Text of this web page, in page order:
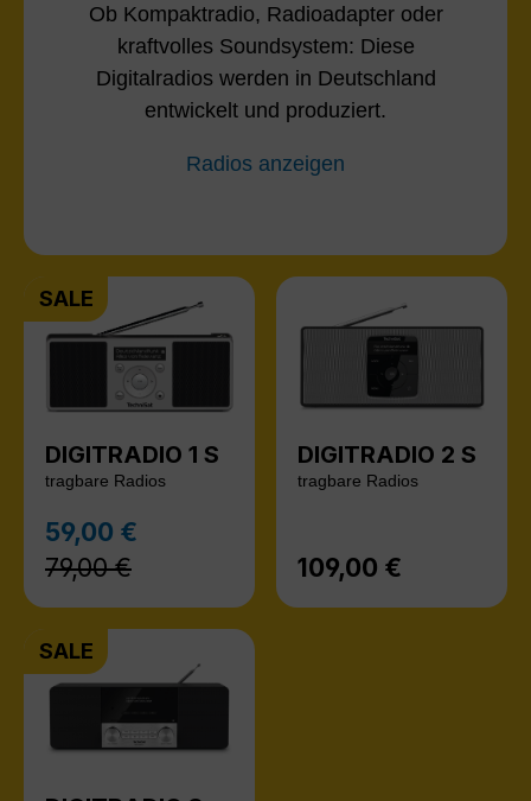
Ob Kompaktradio, Radioadapter oder
kraftvolles Soundsystem: Diese
Digitalradios werden in Deutschland
entwickelt und produziert.
Radios anzeigen
SALE
DIGITRADIO 1 S
tragbare Radios
Verkaufspreis:
59,00 €
79,00 €
DIGITRADIO 2 S
tragbare Radios
Regulärer Preis:
109,00 €
SALE